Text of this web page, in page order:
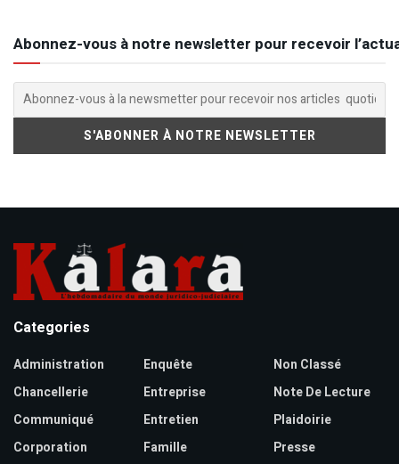
Abonnez-vous à notre newsletter pour recevoir
Categories
Administration
Chancellerie
Communiqué
Corporation
Enquête
Entreprise
Entretien
Famille
Non Classé
Note De Lecture
Plaidoirie
Presse